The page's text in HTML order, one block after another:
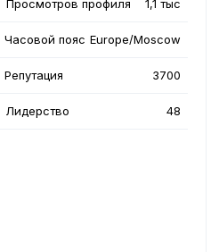
Просмотров профиля 1,1 тыс
Часовой пояс Europe/Moscow
Репутация 3700
Лидерство 48